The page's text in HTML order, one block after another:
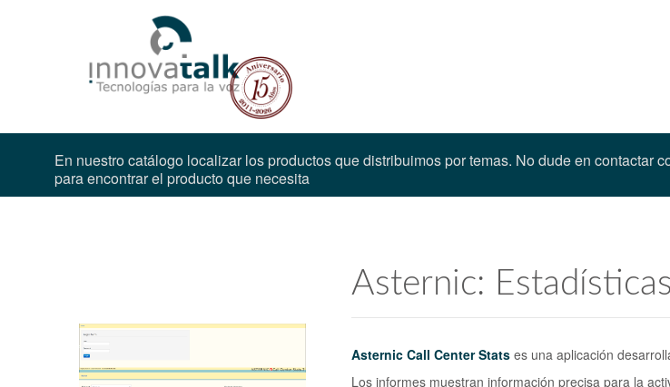
En nuestro catálogo localizar los productos que distribuimos por temas. No dude en contactar
para encontrar el producto que necesita
Asternic:
Asternic Call Center Stats es una aplicación
Los informes muestran información precisa para la